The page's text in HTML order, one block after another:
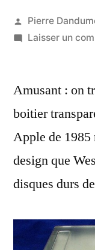
Publié
par
Pierre
Laisser un
Amusant : on
boitier
Apple de 1985
design que
disques durs